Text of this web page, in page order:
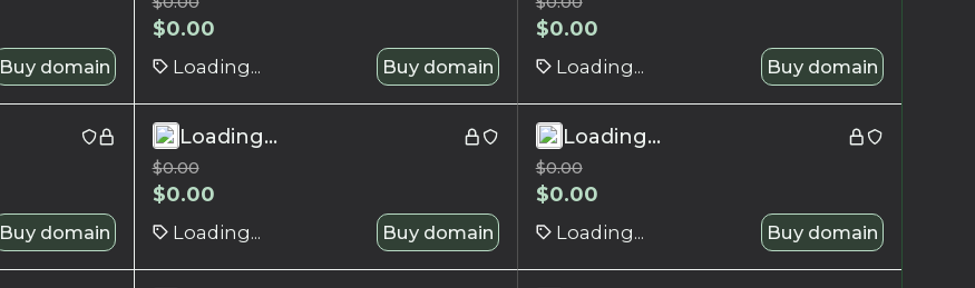
Buy domain
$0.00
Loading... Buy domain
$0.00
Loading... Buy domain
Buy domain
Loading...
$0.00
$0.00
Loading... Buy domain
Loading...
$0.00
$0.00
Loading... Buy domain